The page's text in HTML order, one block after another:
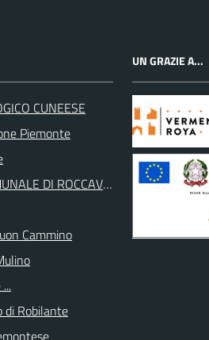
CUNEESE
Piemonte
DI ROCCAVIONE
Cammino
di Robilante
UN GRAZIE A...